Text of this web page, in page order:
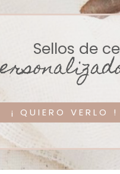
Sellos de
¡ QUIERO VERLO !